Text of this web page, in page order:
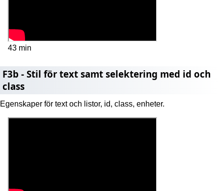
43 min
F3b - Stil för text samt selektering med id och
class
Egenskaper för text och listor, id, class, enheter.